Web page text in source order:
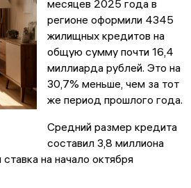
месяцев 2025 года в
регионе оформили 4345
жилищных кредитов на
общую сумму почти 16,4
миллиарда рублей. Это на
30,7% меньше, чем за тот
же период прошлого года.
Средний размер кредита
составил 3,8 миллиона
на начало октября